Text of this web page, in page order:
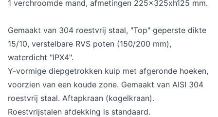
1 verchroomde mand, afmetingen 225x325xh125 mm.
Gemaakt van 304 roestvrij staal, "Top" geperste dikte
15/10, verstelbare RVS poten (150/200 mm),
waterdicht "IPX4".
Y-vormige diepgetrokken kuip met afgeronde hoeken,
voorzien van een koude zone. Gemaakt van AISI 304
roestvrij staal. Aftapkraan (kogelkraan).
Roestvrijstalen afdekking is standaard.